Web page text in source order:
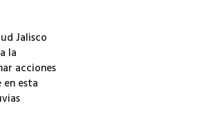
Jalisco
la
acciones
esta